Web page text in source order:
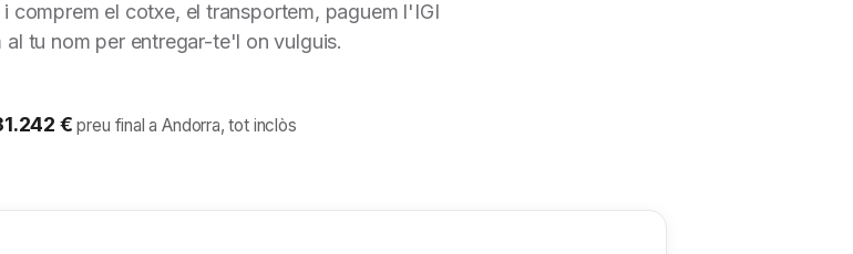
comprem el cotxe, el transportem, paguem l'IGI
al tu nom per entregar-te'l on vulguis.
€preu final a Andorra, tot inclòs